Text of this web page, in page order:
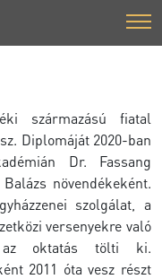
származású fiatal
Diplomáját 2020-ban
Dr. Fassang
növendékeként.
szolgálat, a
versenyekre való
az oktatás tölti ki.
2011 óta vesz részt